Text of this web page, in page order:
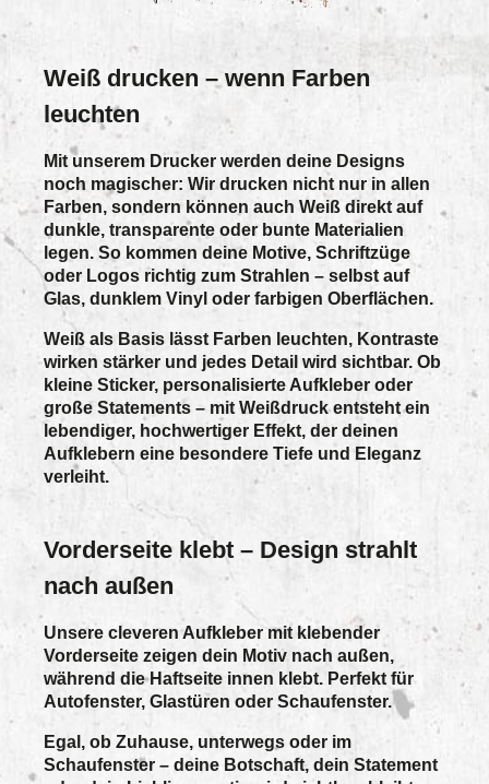
Weiß drucken – wenn Farben
leuchten
Mit unserem Drucker werden deine Designs
noch magischer: Wir drucken nicht nur in allen
Farben, sondern können auch Weiß direkt auf
dunkle, transparente oder bunte Materialien
legen. So kommen deine Motive, Schriftzüge
oder Logos richtig zum Strahlen – selbst auf
Glas, dunklem Vinyl oder farbigen Oberflächen.
Weiß als Basis lässt Farben leuchten, Kontraste
wirken stärker und jedes Detail wird sichtbar. Ob
kleine Sticker, personalisierte Aufkleber oder
große Statements – mit Weißdruck entsteht ein
lebendiger, hochwertiger Effekt, der deinen
Aufklebern eine besondere Tiefe und Eleganz
verleiht.
Vorderseite klebt – Design strahlt
nach außen
Unsere cleveren Aufkleber mit klebender
Vorderseite zeigen dein Motiv nach außen,
während die Haftseite innen klebt. Perfekt für
Autofenster, Glastüren oder Schaufenster.
Egal, ob Zuhause, unterwegs oder im
Schaufenster – deine Botschaft, dein Statement